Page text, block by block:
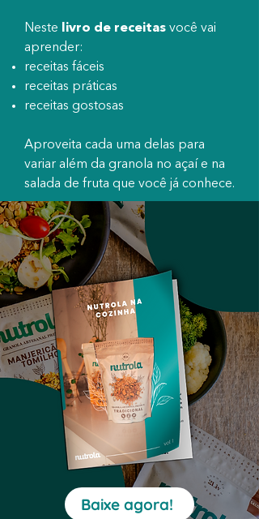
Neste livro de receitas você vai
aprender:
receitas fáceis
receitas práticas
receitas gostosas
Aproveita cada uma delas para
variar além da granola no açaí e na
salada de fruta que você já conhece.
Baixe agora!